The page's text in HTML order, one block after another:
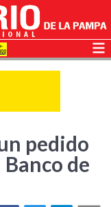
pedido
de